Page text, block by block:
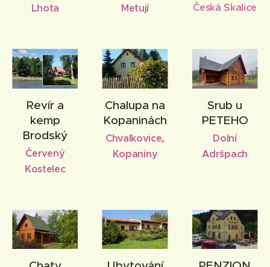
Lhota
Metují
Česká Skalice
Revír a
kemp
Brodský
Červený
Kostelec
Chalupa na
Kopaninách
Chvalkovice,
Kopaniny
Srub u
PETEHO
Dolní
Adršpach